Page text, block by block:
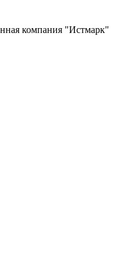
компания "Истмарк"